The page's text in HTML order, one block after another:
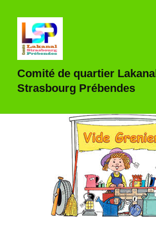
Comité de quartier Lakanal
Strasbourg Prébendes